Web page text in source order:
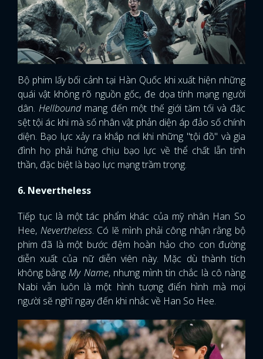
Bộ phim lấy bối cảnh tại Hàn Quốc khi xuất hiện những
quái vật không rõ nguồn gốc, đe dọa tính mạng người
dân.Hellboundmang đến một thế giới tăm tối và đặc
sệt tội ác khi mà số nhân vật phản diện áp đảo số chính
diện. Bạo lực xảy ra khắp nơi khi những "tội đồ" và gia
đình họ phải hứng chịu bạo lực về thể chất lẫn tinh
thần, đặc biệt là bạo lực mạng trầm trọng.
6. Nevertheless
Tiếp tục là một tác phẩm khác của mỹ nhân Han So
Hee, Nevertheless. Có lẽ mình phải công nhận rằng bộ
phim đã là một bước đệm hoàn hảo cho con đường
diễn xuất của nữ diễn viên này. Mặc dù thành tích
không bằngMy Name, nhưng mình tin chắc là cô nàng
Nabi vẫn luôn là một hình tượng điển hình mà mọi
người sẽ nghĩ ngay đến khi nhắc về Han So Hee.